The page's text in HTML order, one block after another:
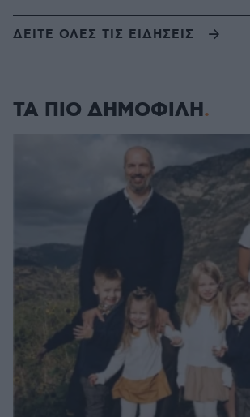
ΔΕΙΤΕ ΟΛΕΣ ΤΙΣ ΕΙΔΗΣΕΙΣ
ΤΑ ΠΙΟ ΔΗΜΟΦΙΛΗ